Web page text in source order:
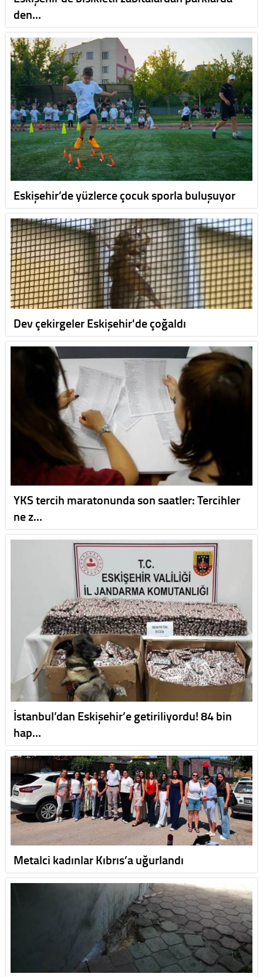
den…
Eskişehir’de yüzlerce çocuk sporla buluşuyor
Dev çekirgeler Eskişehir'de çoğaldı
YKS tercih maratonunda son saatler: Tercihler
ne z…
İstanbul’dan Eskişehir’e getiriliyordu! 84 bin
hap…
Metalci kadınlar Kıbrıs’a uğurlandı